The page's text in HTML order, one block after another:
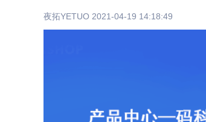
夜拓YETUO 2021-04-19 14:18:49